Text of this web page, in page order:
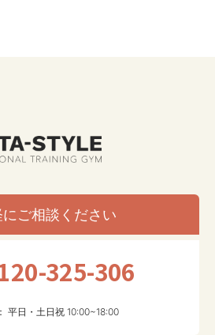
ご相談ください
325-306
平日・土日祝 10:00~18:00